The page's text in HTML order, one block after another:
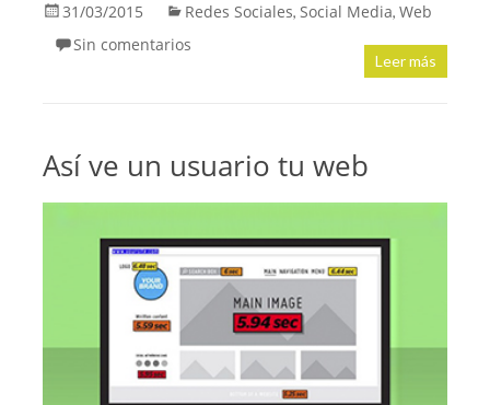
31/03/2015 Redes Sociales, Social Media, Web
Sin comentarios
Leer más
Así ve un usuario tu web